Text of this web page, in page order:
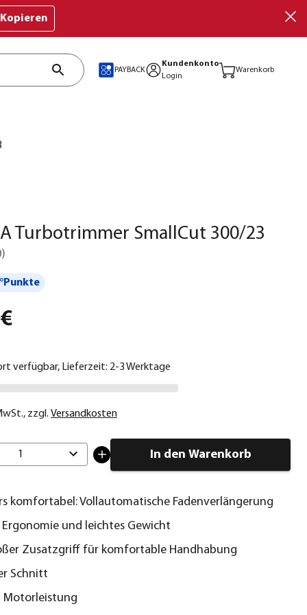
Kopieren
PAYBACK
Kundenkonto
Login
Warenkorb
Turbotrimmer SmallCut 300/23
)
verfügbar, Lieferzeit: 2-3 Werktage
, zzgl. Versandkosten
1 In den Warenkorb
komfortabel: Vollautomatische Fadenverlängerung
und leichtes Gewicht
Zusatzgriff für komfortable Handhabung
Schnitt
Motorleistung